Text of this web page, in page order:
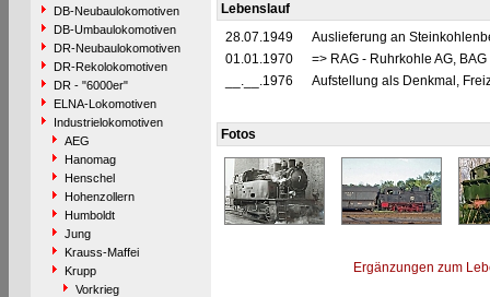
DB-Neubaulokomotiven
DB-Umbaulokomotiven
DR-Neubaulokomotiven
DR-Rekolokomotiven
DR - "6000er"
ELNA-Lokomotiven
Industrielokomotiven
AEG
Hanomag
Henschel
Hohenzollern
Humboldt
Jung
Krauss-Maffei
Krupp
Vorkrieg
Lebenslauf
28.07.1949
Auslieferung an
01.01.1970
=> RAG - Ruhrkohle AG,
__.__.1976
Aufstellung als Denkmal,
Fotos
Ergänzungen zum